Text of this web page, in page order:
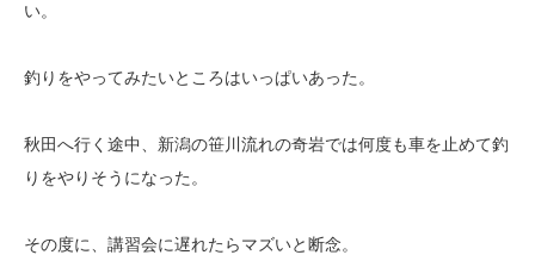
い。
釣りをやってみたいところはいっぱいあった。
秋田へ行く途中、新潟の笹川流れの奇岩では何度も車を止めて釣
りをやりそうになった。
その度に、講習会に遅れたらマズいと断念。